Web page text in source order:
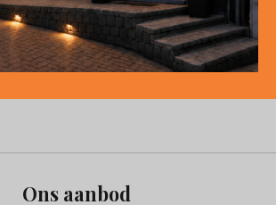
Ons aanbod